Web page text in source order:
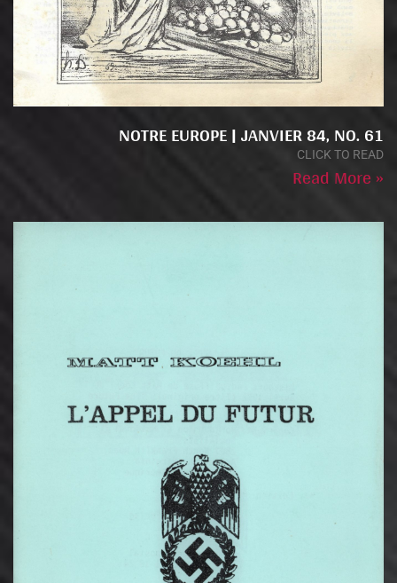
NOTRE EUROPE | JANVIER 84, NO. 61
CLICK TO READ
Read More »